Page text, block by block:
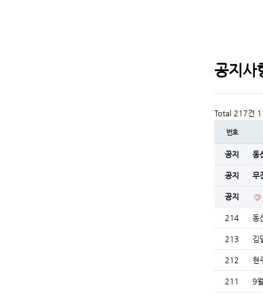
공지사
Total 217건
번호
공지 동
공지 무
공지
214 동
213 김
212 현
211 9